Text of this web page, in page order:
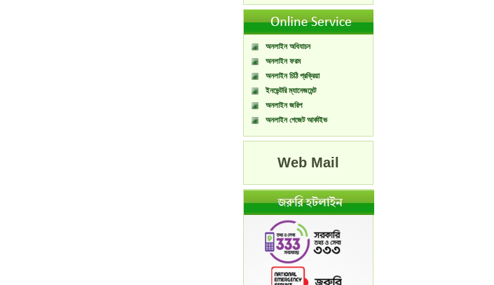
অনলাইন অধিযাচন
অনলাইন ফরম
অনলাইন চিঠি প্রক্রিয়া
ইনভেন্টরি ম্যানেজমেন্ট
অনলাইন জরিপ
অনলাইন গেজেট আর্কাইভ
Web Mail